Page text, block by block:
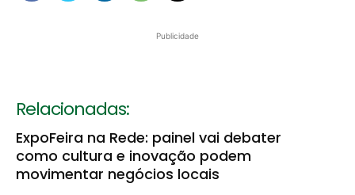
Publicidade
Relacionadas:
ExpoFeira na Rede: painel vai debater
como cultura e inovação podem
movimentar negócios locais